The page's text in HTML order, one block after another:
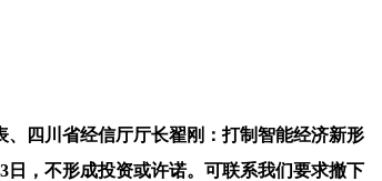
四川省经信厅厅长翟刚：打制智能经济新形
，不形成投资或许诺。可联系我们要求撤下